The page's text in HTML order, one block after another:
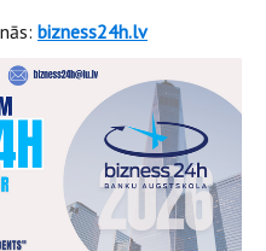
bizness24h.lv